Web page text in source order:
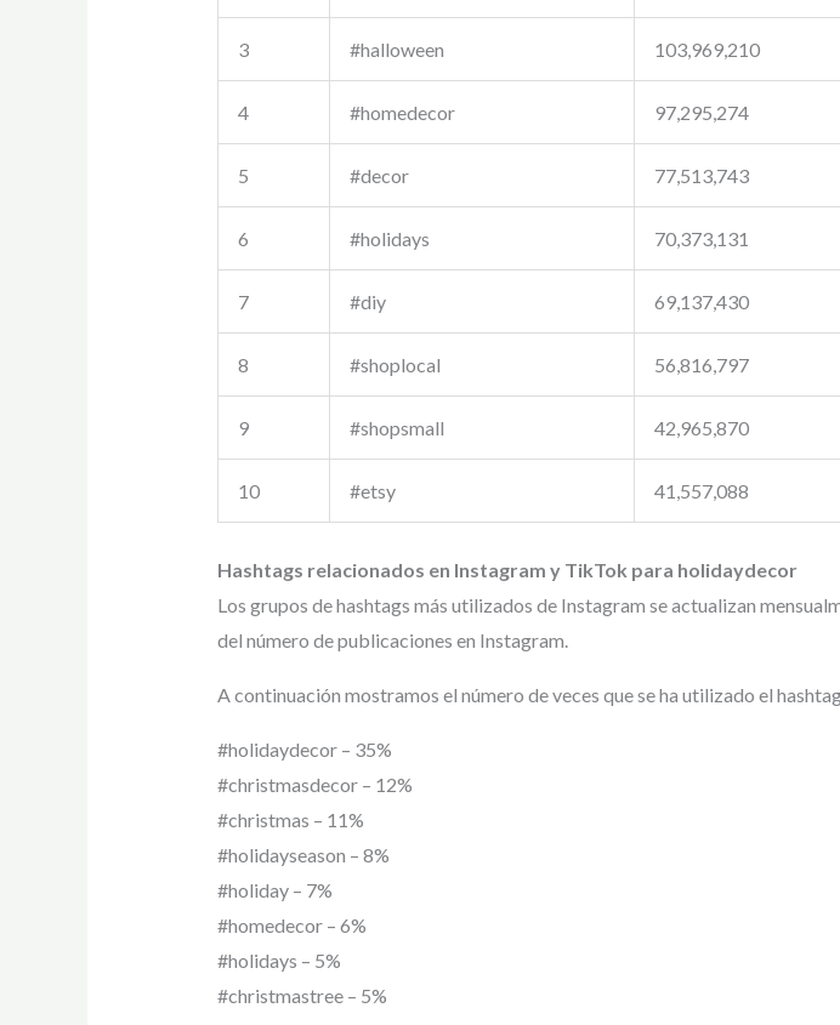
3 #halloween 103,969,210
4 #homedecor 97,295,274
5 #decor 77,513,743
6 #holidays 70,373,131
7 #diy 69,137,430
8 #shoplocal 56,816,797
9 #shopsmall 42,965,870
10 #etsy 41,557,088
Hashtags relacionados en Instagram y TikTok para holidaydecor
Los grupos de hashtags más utilizados de Instagram se actualizan
del número de publicaciones en Instagram.
A continuación mostramos el número de veces que se ha utilizado el
#holidaydecor – 35%
#christmasdecor – 12%
#christmas – 11%
#holidayseason – 8%
#holiday – 7%
#homedecor – 6%
#holidays – 5%
#christmastree – 5%